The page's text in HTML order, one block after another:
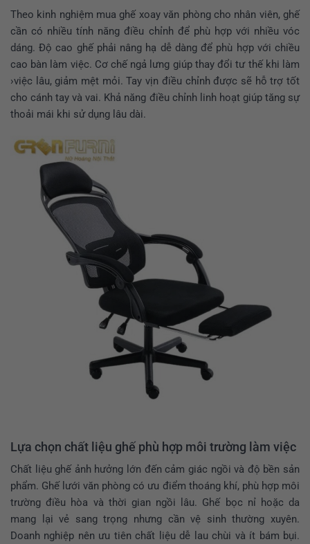
Theo kinh nghiệm mua ghế xoay văn phòng cho nhân viên, ghế
cần có nhiều tính năng điều chỉnh để phù hợp với nhiều vóc
dáng. Độ cao ghế phải nâng hạ dễ dàng để phù hợp với chiều
cao bàn làm việc. Cơ chế ngả lưng giúp thay đổi tư thế khi làm
›việc lâu, giảm mệt mỏi. Tay vịn điều chỉnh được sẽ hỗ trợ tốt
cho cánh tay và vai. Khả năng điều chỉnh linh hoạt giúp tăng sự
thoải mái khi sử dụng lâu dài.
Lựa chọn chất liệu ghế phù hợp môi trường làm việc
Chất liệu ghế ảnh hưởng lớn đến cảm giác ngồi và độ bền sản
phẩm. Ghế lưới văn phòng có ưu điểm thoáng khí, phù hợp môi
trường điều hòa và thời gian ngồi lâu. Ghế bọc nỉ hoặc da
mang lại vẻ sang trọng nhưng cần vệ sinh thường xuyên.
Doanh nghiệp nên ưu tiên chất liệu dễ lau chùi và ít bám bụi.